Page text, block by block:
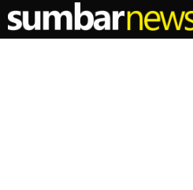
Lewati
ke
konten